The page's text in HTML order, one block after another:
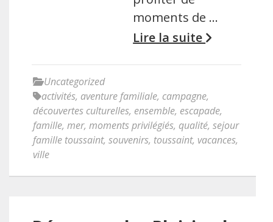
moments de …
Lire la suite
Uncategorized
activités, aventure familiale, campagne,
découvertes culturelles, ensemble, escapade,
famille, mer, moments privilégiés, qualité, sejour
famille toussaint, souvenirs, toussaint, vacances,
ville